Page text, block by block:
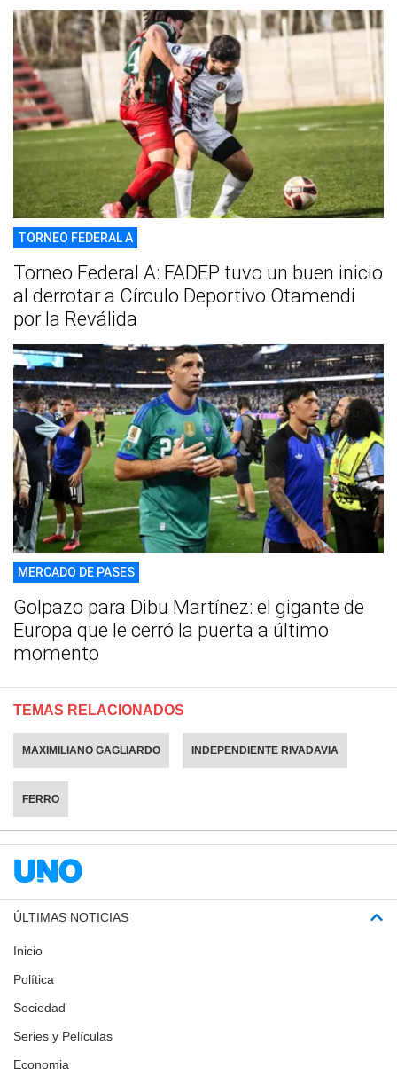
TORNEO FEDERAL A
Torneo Federal A: FADEP tuvo un buen inicio
al derrotar a Círculo Deportivo Otamendi
por la Reválida
MERCADO DE PASES
Golpazo para Dibu Martínez: el gigante de
Europa que le cerró la puerta a último
momento
TEMAS RELACIONADOS
MAXIMILIANO GAGLIARDO INDEPENDIENTE RIVADAVIA
FERRO
ÚLTIMAS NOTICIAS
Inicio
Política
Sociedad
Series y Películas
Economia